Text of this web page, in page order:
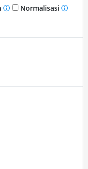
Normalisasi